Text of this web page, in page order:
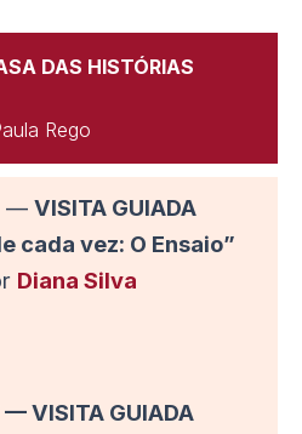
DAS HISTÓRIAS
Rego
—VISITA GUIADA
cada vez: O Ensaio”
Diana Silva
— VISITA GUIADA